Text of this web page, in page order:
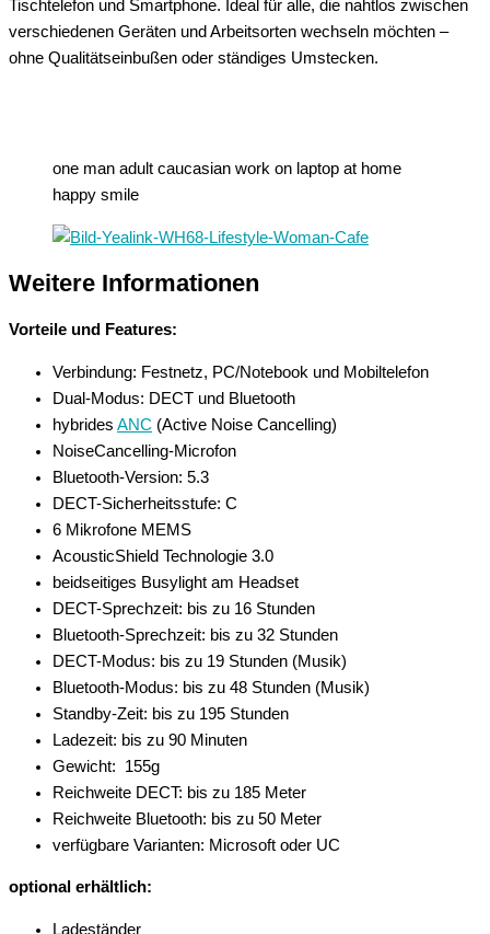
Tischtelefon und Smartphone. Ideal für alle, die nahtlos zwischen
verschiedenen Geräten und Arbeitsorten wechseln möchten –
ohne Qualitätseinbußen oder ständiges Umstecken.
one man adult caucasian work on laptop at home
happy smile
Weitere Informationen
Vorteile und Features:
Verbindung: Festnetz, PC/Notebook und Mobiltelefon
Dual-Modus: DECT und Bluetooth
hybrides ANC (Active Noise Cancelling)
NoiseCancelling-Microfon
Bluetooth-Version: 5.3
DECT-Sicherheitsstufe: C
6 Mikrofone MEMS
AcousticShield Technologie 3.0
beidseitiges Busylight am Headset
DECT-Sprechzeit: bis zu 16 Stunden
Bluetooth-Sprechzeit: bis zu 32 Stunden
DECT-Modus: bis zu 19 Stunden (Musik)
Bluetooth-Modus: bis zu 48 Stunden (Musik)
Standby-Zeit: bis zu 195 Stunden
Ladezeit: bis zu 90 Minuten
Gewicht: 155g
Reichweite DECT: bis zu 185 Meter
Reichweite Bluetooth: bis zu 50 Meter
verfügbare Varianten: Microsoft oder UC
optional erhältlich:
Ladeständer